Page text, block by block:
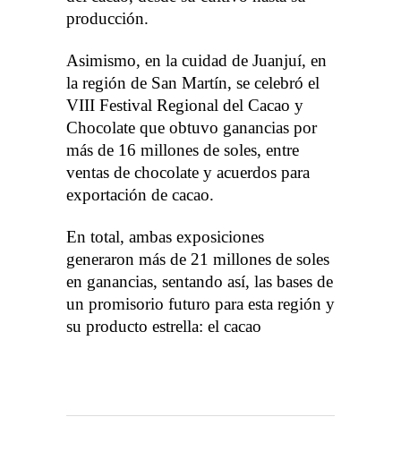
producción.
Asimismo, en la cuidad de Juanjuí, en
la región de San Martín, se celebró el
VIII Festival Regional del Cacao y
Chocolate que obtuvo ganancias por
más de 16 millones de soles, entre
ventas de chocolate y acuerdos para
exportación de cacao.
En total, ambas exposiciones
generaron más de 21 millones de soles
en ganancias, sentando así, las bases de
un promisorio futuro para esta región y
su producto estrella: el cacao